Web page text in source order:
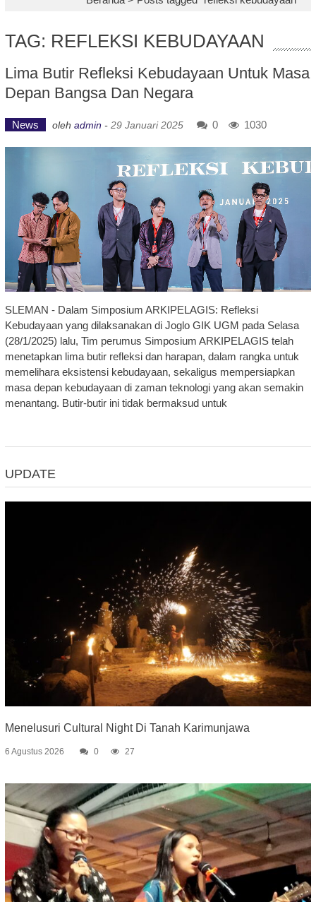
TAG: REFLEKSI KEBUDAYAAN
Lima Butir Refleksi Kebudayaan Untuk Masa
Depan Bangsa Dan Negara
News oleh admin - 29 Januari 2025 0 1030
SLEMAN - Dalam Simposium ARKIPELAGIS: Refleksi
Kebudayaan yang dilaksanakan di Joglo GIK UGM pada Selasa
(28/1/2025) lalu, Tim perumus Simposium ARKIPELAGIS telah
menetapkan lima butir refleksi dan harapan, dalam rangka untuk
memelihara eksistensi kebudayaan, sekaligus mempersiapkan
masa depan kebudayaan di zaman teknologi yang akan semakin
menantang. Butir-butir ini tidak bermaksud untuk
UPDATE
Menelusuri Cultural Night Di Tanah Karimunjawa
6 Agustus 2026 0 27